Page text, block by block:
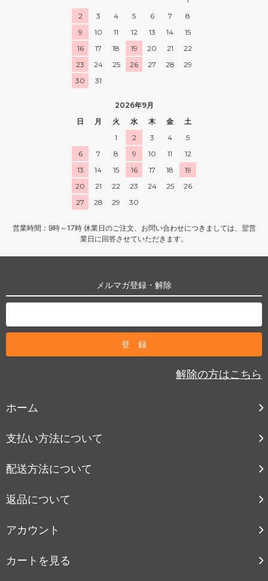
2
3 4 5 6 7
8
9
10 11 12 13 14
15
16
17 18 19 20 21
22
23
24 25 26 27 28
29
30
31
2026年9月
日
月 火 水 木 金
土
1
2 3 4
5
6
7 8 9 10 11
12
13
14 15 16 17 18
19
20
21 22 23 24 25
26
27
28 29 30
営業時間：9時～17時 休業日のご注文、お問い合わせにつきましては、翌営
業日に回答させていただきます。
メルマガ登録・解除
解除の方はこちら
ホーム
支払い方法について
配送方法について
返品について
アカウント
カートを見る